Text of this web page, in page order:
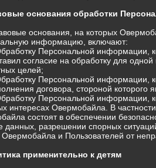
основания обработки
основания, на которых
информацию, включают:
Персональной информации,
согласие на обработку для одной
целей;
Персональной информации,
договора, стороной которого
Персональной информации,
интересах Овермобайла. В
состоят в обеспечении
данных, разрешении спорных
и Пользователей от
применительно к детям